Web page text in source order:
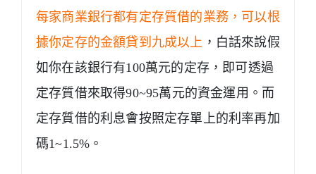
每家商業銀行都有定存質借的業務，可以根
據你定存的金額貸到九成以上 ，白話來說假
如你在該銀行有100萬元的定存，即可透過
定存質借來取得90~95萬元的資金運用。而
定存質借的利息會按照定存單上的利率再加
碼1~1.5%。